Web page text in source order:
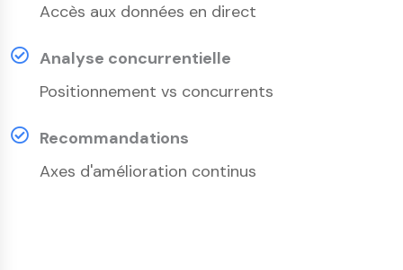
Accès aux données en direct
Analyse concurrentielle
Positionnement vs concurrents
Recommandations
Axes d'amélioration continus